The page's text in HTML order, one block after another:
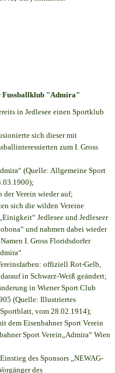
Fussballklub "Admira"
in Jedlesee einen Sportklub
sich dieser mit
zum I. Gross
(Quelle: Allgemeine Sport
der Verein wieder auf;
sich die wilden Vereine
Jedlesee und Jedleseer
und nahmen dabei wieder
I. Gross Floridsdorfer
offiziell Rot-Gelb,
in Schwarz-Weiß geändert;
in Wiener Sport Club
(Quelle: Illustriertes
vom 28.02.1914);
dem Eisenbahner Sport Verein
Sport Verein„Admira“ Wien
des Sponsors „NEWAG-
des